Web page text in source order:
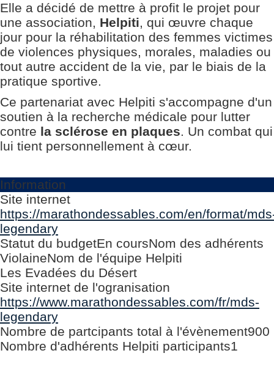
Elle a décidé de mettre à profit le projet pour
une association, Helpiti, qui œuvre chaque
jour pour la réhabilitation des femmes victimes
de violences physiques, morales, maladies ou
tout autre accident de la vie, par le biais de la
pratique sportive.
Ce partenariat avec Helpiti s'accompagne d'un
soutien à la recherche médicale pour lutter
contre la sclérose en plaques. Un combat qui
lui tient personnellement à cœur.
Information
Site internet
https://marathondessables.com/en/format/
legendary
Statut du budgetEn coursNom des adhérents
ViolaineNom de l'équipe Helpiti
Les Evadées du Désert
Site internet de l'ogranisation
https://www.marathondessables.com/fr/mds-
legendary
Nombre de partcipants total à l'évènement900
Nombre d'adhérents Helpiti participants1